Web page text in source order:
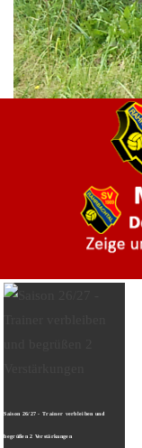
Saison 26/27 - Trainer verbleiben und
begrüßen 2 Verstärkungen